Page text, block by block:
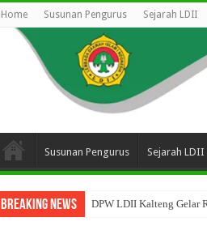
Home Susunan Pengurus Sejarah LDII
Susunan Pengurus Sejarah LDII
Breaking News DPW LDII Kalteng Gelar